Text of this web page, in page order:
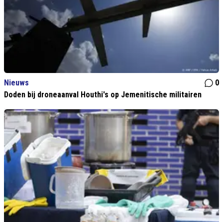
Nieuws
0
Doden bij droneaanval Houthi's op Jemenitische militairen